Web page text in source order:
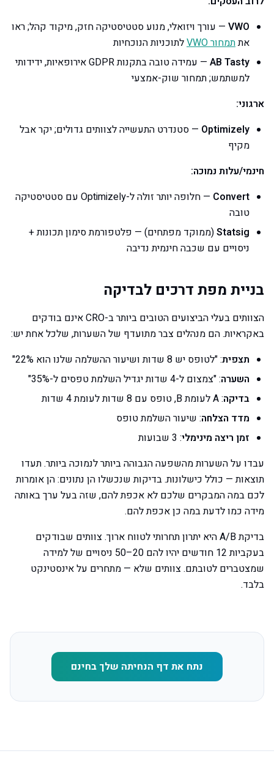
VWO — עורך ויזואלי, מנוע סטטיסטיקה חזק, מיקוד קהל; ראו
אתתמחור VWO
לתוכניות הנוכחיות
AB Tasty
— עמידה טובה בתקנות GDPR אירופאיות, ידידותי
למשתמש; תמחור שוק-אמצעי
ארגוני:
Optimizely — סטנדרט התעשייה לצוותים גדולים; יקר אבל
מקיף
חינמי/עלות נמוכה:
Convert
— חלופה יותר זולה ל-Optimizely עם סטטיסטיקה
טובה
Statsig(ממוקד מפתחים) — פלטפורמת סימון תכונות +
ניסויים עם שכבה חינמית נדיבה
בניית מפת דרכים לבדיקה
הצוותים בעלי הביצועים הטובים ביותר ב-CRO אינם בודקים
באקראיות. הם מנהלים צבר מתועדף של השערות, שלכל אחת יש:
תצפית: "לטופס יש 8 שדות ושיעור ההשלמה שלנו הוא 22%"
השערה: "צמצום ל-4 שדות יגדיל השלמת טפסים ל-35%"
בדיקה: A לעומת B, טופס עם 8 שדות לעומת 4 שדות
מדד הצלחה: שיעור השלמת טופס
זמן ריצה מינימלי: 3 שבועות
עבדו על השערות מהשפעה הגבוהה ביותר לנמוכה ביותר. תעדו
תוצאות — כולל כישלונות. בדיקות שנכשלו הן נתונים: הן אומרות
לכם במה המבקרים שלכם לא אכפת להם, שזה בעל ערך באותה
מידה כמו לדעת במה כן אכפת להם.
בדיקת A/B היא יתרון תחרותי לטווח ארוך. צוותים שבודקים
בעקביות 12 חודשים יהיו להם 20–50 ניסויים של למידה
שמצטברים לטובתם. צוותים שלא — מתחרים על אינסטינקט
בלבד.
נתח את דף הנחיתה שלך בחינם